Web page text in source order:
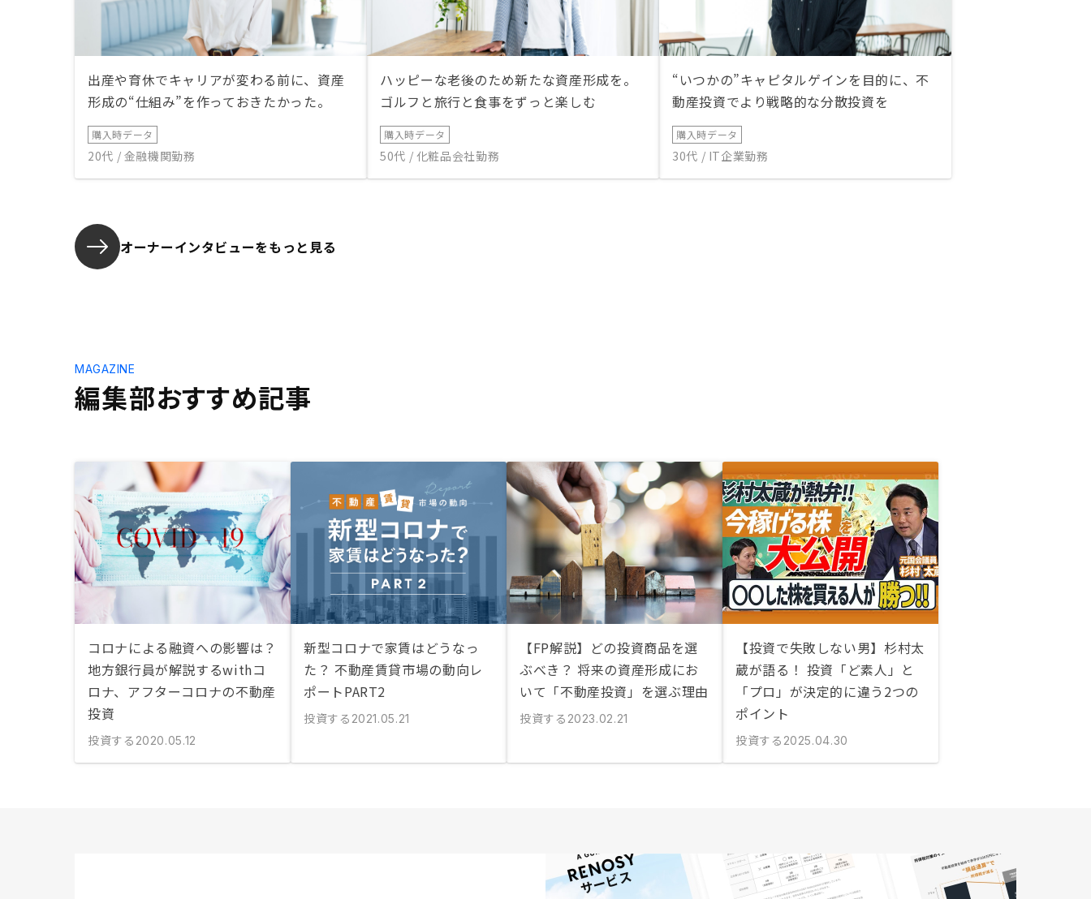
出産や育休でキャリアが変わる前に、資産
形成の“仕組み”を作っておきたかった。
購入時データ
20代 / 金融機関勤務
ハッピーな老後のため新たな資産形成を。
ゴルフと旅行と食事をずっと楽しむ
購入時データ
50代 / 化粧品会社勤務
“いつかの”キャピタルゲインを目的に、不
動産投資でより戦略的な分散投資を
購入時データ
30代 / IT企業勤務
オーナーインタビューをもっと見る
編集部おすすめ記事
MAGAZINE
コロナによる融資への影響は？
地方銀行員が解説するwithコ
ロナ、アフターコロナの不動産
投資
投資する 2020.05.12
新型コロナで家賃はどうなっ
た？ 不動産賃貸市場の動向レ
ポートPART2
投資する 2021.05.21
【FP解説】どの投資商品を選
ぶべき？ 将来の資産形成にお
いて「不動産投資」を選ぶ理由
投資する 2023.02.21
【投資で失敗しない男】杉村太
蔵が語る！ 投資「ど素人」と
「プロ」が決定的に違う2つの
ポイント
投資する 2025.04.30